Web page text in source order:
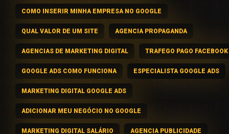
COMO INSERIR MINHA EMPRESA NO GOOGLE
QUAL VALOR DE UM SITE AGENCIA PROPAGANDA
AGENCIAS DE MARKETING DIGITAL TRAFEGO PAGO FACEBOOK
GOOGLE ADS COMO FUNCIONA ESPECIALISTA GOOGLE ADS
MARKETING DIGITAL GOOGLE ADS
ADICIONAR MEU NEGÓCIO NO GOOGLE
MARKETING DIGITAL SALÁRIO AGENCIA PUBLICIDADE